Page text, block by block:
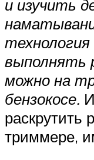
и изучить
выполнять
можно на
бензокосе.
раскрутить
триммере,